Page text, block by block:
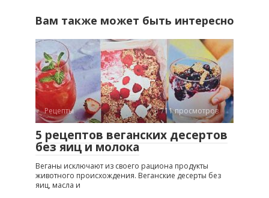
Вам также может быть интересно
Рецепты 711 просмотров
5 рецептов веганских десертов
без яиц и молока
Веганы исключают из своего рациона продукты
животного происхождения. Веганские десерты без
яиц, масла и